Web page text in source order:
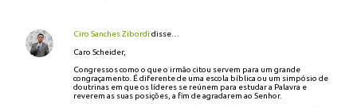
Ciro Sanches Zibordi disse…
Caro Scheider,
Congressos como o que o irmão citou servem para um grande
congraçamento. É diferente de uma escola bíblica ou um simpósio de
doutrinas em que os líderes se reúnem para estudar a Palavra e
reverem as suas posições, a fim de agradarem ao Senhor.